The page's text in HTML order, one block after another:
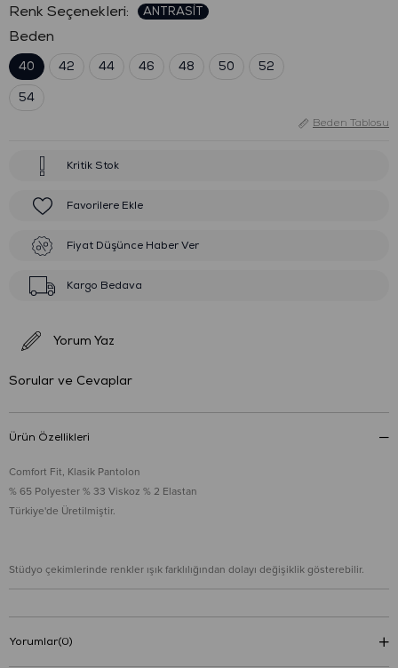
:
Beden
40 42 44 46 48 50 52
54
Beden Tablosu
Kritik Stok
Favorilere Ekle
Fiyat Düşünce Haber Ver
Kargo Bedava
Yorum Yaz
Sorular ve Cevaplar
Ürün Özellikleri
Comfort Fit, Klasik Pantolon
% 65 Polyester % 33 Viskoz % 2 Elastan
Türkiye'de Üretilmiştir.
Stüdyo çekimlerinde renkler ışık farklılığından dolayı değişiklik gösterebilir.
Yorumlar(0)